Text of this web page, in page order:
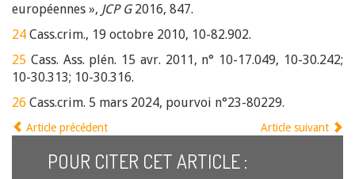
européennes », JCP G2016, 847.
24 Cass.crim., 19 octobre 2010, 10-82.902.
25 Cass. Ass. plén. 15 avr. 2011, n° 10-17.049, 10-30.242;
10-30.313; 10-30.316.
26 Cass.crim. 5 mars 2024, pourvoi n°23-80229.
Article précédent Article suivant
POUR CITER CET ARTICLE :